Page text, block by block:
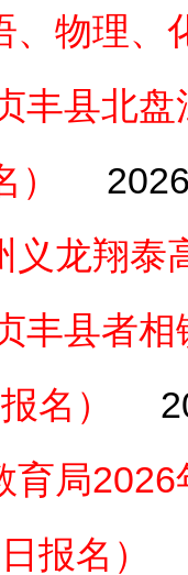
物理、
丰县北
义龙翔泰
丰县者
名）
育局
报名）